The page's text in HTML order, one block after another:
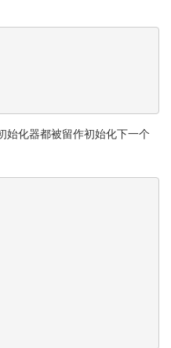
始化器都被留作初始化下一个